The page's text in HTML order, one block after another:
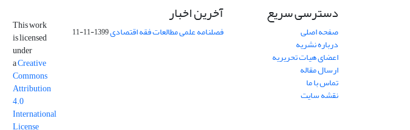
دسترسی سریع
صفحه اصلی
درباره نشریه
اعضای هیات تحریریه
ارسال مقاله
تماس با ما
نقشه سایت
آخرین اخبار
فصلنامه علمی مطالعات فقه اقتصادی1399-11-11
This work
is licensed
under
aCreative
Commons
Attribution
4.0
International
License